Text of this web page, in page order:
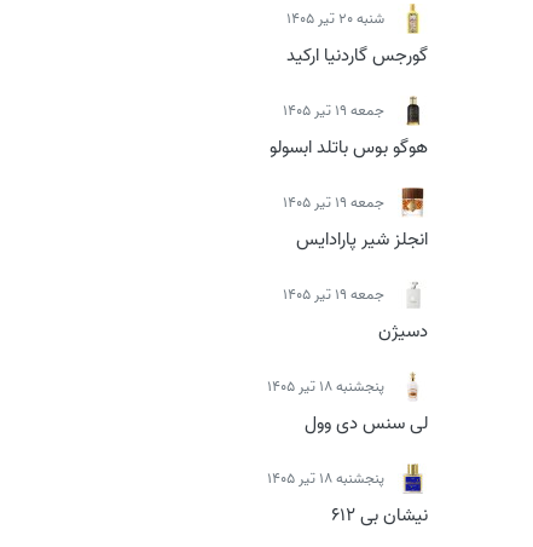
شنبه 20 تیر 1405
گورجس گاردنیا ارکید
جمعه 19 تیر 1405
هوگو بوس باتلد ابسولو
جمعه 19 تیر 1405
انجلز شیر پارادایس
جمعه 19 تیر 1405
دسیژن
پنجشنبه 18 تیر 1405
لی سنس دی وول
پنجشنبه 18 تیر 1405
نیشان بی 612